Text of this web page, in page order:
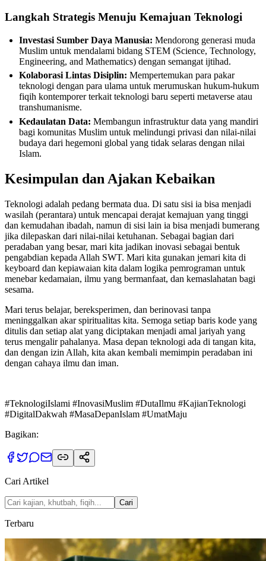
Langkah Strategis Menuju Kemajuan Teknologi
Investasi Sumber Daya Manusia: Mendorong generasi muda
Muslim untuk mendalami bidang STEM (Science, Technology,
Engineering, and Mathematics) dengan semangat ijtihad.
Kolaborasi Lintas Disiplin: Mempertemukan para pakar
teknologi dengan para ulama untuk merumuskan hukum-hukum
fiqih kontemporer terkait teknologi baru seperti metaverse atau
transhumanisme.
Kedaulatan Data: Membangun infrastruktur data yang mandiri
bagi komunitas Muslim untuk melindungi privasi dan nilai-nilai
budaya dari hegemoni global yang tidak selaras dengan nilai
Islam.
Kesimpulan dan Ajakan Kebaikan
Teknologi adalah pedang bermata dua. Di satu sisi ia bisa menjadi
wasilah (perantara) untuk mencapai derajat kemajuan yang tinggi
dan kemudahan ibadah, namun di sisi lain ia bisa menjadi bumerang
jika dilepaskan dari nilai-nilai ketuhanan. Sebagai bagian dari
peradaban yang besar, mari kita jadikan inovasi sebagai bentuk
pengabdian kepada Allah SWT. Mari kita gunakan jemari kita di
keyboard dan kepiawaian kita dalam logika pemrograman untuk
menebar kedamaian, ilmu yang bermanfaat, dan kemaslahatan bagi
sesama.
Mari terus belajar, bereksperimen, dan berinovasi tanpa
meninggalkan akar spiritualitas kita. Semoga setiap baris kode yang
ditulis dan setiap alat yang diciptakan menjadi amal jariyah yang
terus mengalir pahalanya. Masa depan teknologi ada di tangan kita,
dan dengan izin Allah, kita akan kembali memimpin peradaban ini
dengan cahaya ilmu dan iman.
#TeknologiIslami #InovasiMuslim #DutaIlmu #KajianTeknologi
#DigitalDakwah #MasaDepanIslam #UmatMaju
Bagikan:
Cari Artikel
Cari
Terbaru